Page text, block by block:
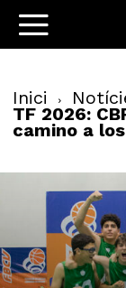
Inici
TF 2026:
camino a